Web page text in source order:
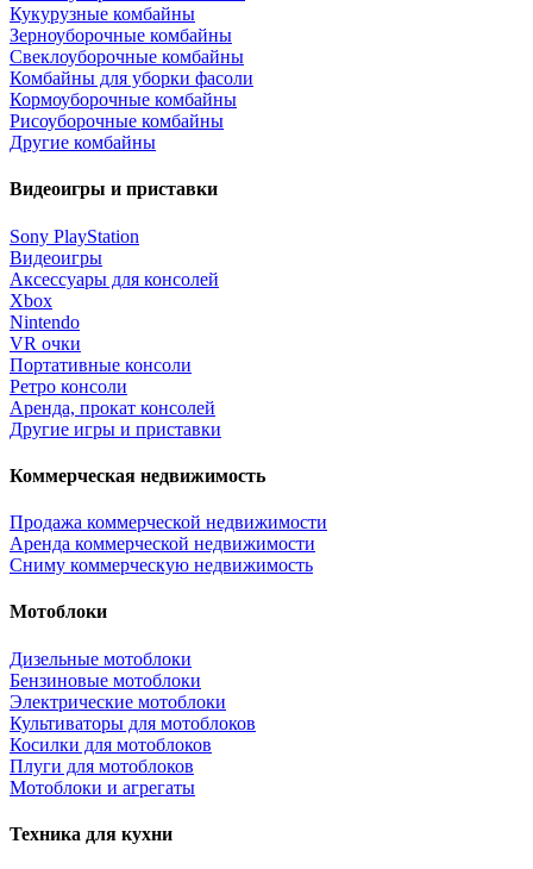
Кукурузные комбайны
Зерноуборочные комбайны
Свеклоуборочные комбайны
Комбайны для уборки фасоли
Кормоуборочные комбайны
Рисоуборочные комбайны
Другие комбайны
Видеоигры и приставки
Sony PlayStation
Видеоигры
Аксессуары для консолей
Xbox
Nintendo
VR очки
Портативные консоли
Ретро консоли
Аренда, прокат консолей
Другие игры и приставки
Коммерческая недвижимость
Продажа коммерческой недвижимости
Аренда коммерческой недвижимости
Сниму коммерческую недвижимость
Мотоблоки
Дизельные мотоблоки
Бензиновые мотоблоки
Электрические мотоблоки
Культиваторы для мотоблоков
Косилки для мотоблоков
Плуги для мотоблоков
Мотоблоки и агрегаты
Техника для кухни